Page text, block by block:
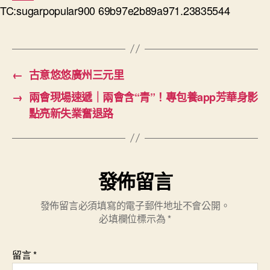
TC:sugarpopular900 69b97e2b89a971.23835544
← 古意悠悠廣州三元里
→ 兩會現場速遞｜兩會含“青”！專包養app芳華身影
點亮新失業奮退路
發佈留言
發佈留言必須填寫的電子郵件地址不會公開。
必填欄位標示為 *
留言*